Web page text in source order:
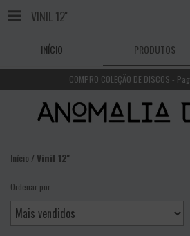
VINIL 12''
INÍCIO PRODUTOS
COMPRO COLEÇÃO DE DISCOS -
Início /Vinil 12''
Ordenar por